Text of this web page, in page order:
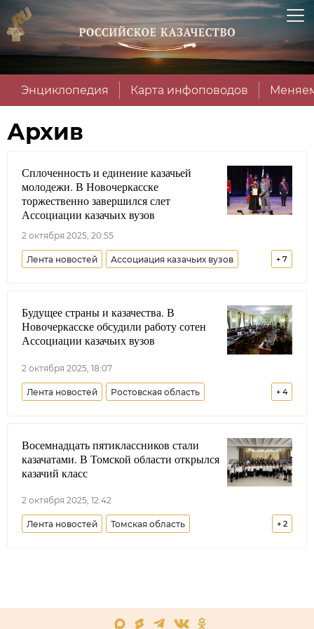
Энциклопедия Карта инфоповодов
Архив
Сплоченность и единение казачьей
молодежи. В Новочеркасске
торжественно завершился слет
Ассоциации казачьих вузов
2 октября 2025, 20:55
+ 7
Лента новостей Ассоциация казачьих вузов
Ростовская область Образование
Совет при Президенте РФ по делам казачества
Дмитрий Миронов Казачья молодежь Россия
Будущее страны и казачества. В
Новочеркасске обсудили работу сотен
Ассоциации казачьих вузов
2 октября 2025, 18:07
+ 4
Лента новостей Ростовская область
Образование Казачья молодежь
Ассоциация казачьих вузов Минобрнауки РФ
Восемнадцать пятиклассников стали
казачатами. В Томской области открылся
казачий класс
2 октября 2025, 12:42
+ 2
Лента новостей Томская область
Сибирское войсковое казачье общество